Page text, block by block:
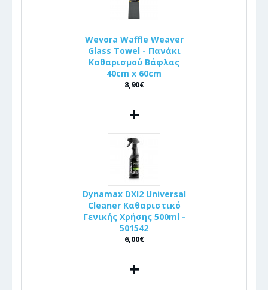
Wevora Waffle Weaver
Glass Towel - Πανάκι
Καθαρισμού Βάφλας
40cm x 60cm
8,90€
+
Dynamax DXI2 Universal
Cleaner Καθαριστικό
Γενικής Χρήσης 500ml -
501542
6,00€
+